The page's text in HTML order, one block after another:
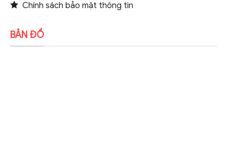
Chính sách bảo mật thông tin
BẢN ĐỒ